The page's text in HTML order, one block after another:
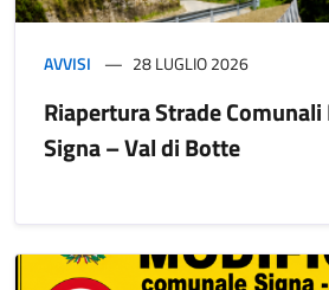
AVVISI 28 LUGLIO 2026
Riapertura Strade Comunali
Signa – Val di Botte